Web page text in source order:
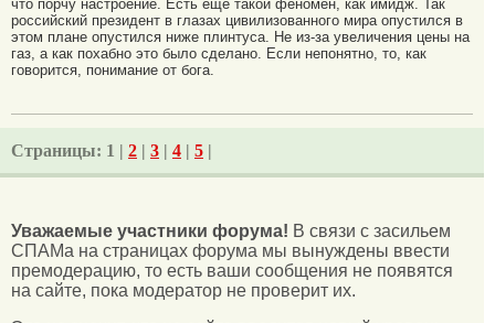
что порчу настроение. Есть еще такой феномен, как имидж. Так
российский президент в глазах цивилизованного мира опустился в
этом плане опустился ниже плинтуса. Не из-за увеличения цены на
газ, а как похабно это было сделано. Если непонятно, то, как
говорится, понимание от бога.
Страницы: 1 | 2 | 3 | 4 | 5 |
Уважаемые участники форума! В связи с засильем
СПАМа на страницах форума мы вынуждены ввести
премодерацию, то есть ваши сообщения не появятся
на сайте, пока модератор не проверит их.